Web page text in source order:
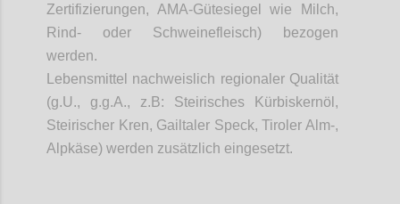
Zertifizierungen, AMA-Gütesiegel wie Milch,
Rind- oder Schweinefleisch) bezogen
werden.
Lebensmittel nachweislich regionaler Qualität
(g.U., g.g.A., z.B: Steirisches Kürbiskernöl,
Steirischer Kren, Gailtaler Speck, Tiroler Alm-,
Alpkäse) werden zusätzlich eingesetzt.